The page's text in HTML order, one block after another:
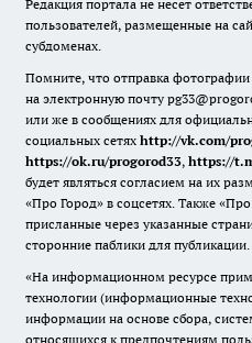
Редакция портала не несет
пользователей, размещенные на
субдоменах.
Помните, что отправка
на электронную почту
или же в сообщениях для
социальных сетях http://vk.com/
https://ok.ru/progorod33, https://
будет являться согласием на их
«Про Город» в соцсетях. Также
присланные через указанные
сторонние паблики для публикации.
«На информационном ресурсе
технологии (информационные
информации на основе сбора,
относящихся к предпочтениям